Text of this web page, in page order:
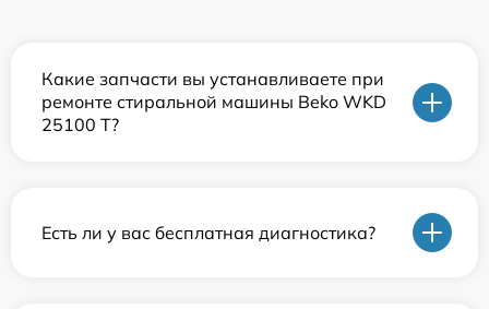
Какие запчасти вы устанавливаете при
ремонте стиральной машины Beko WKD
25100 T?
Есть ли у вас бесплатная диагностика?